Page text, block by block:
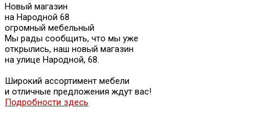
Новый магазин
на Народной 68
огромный мебельный
Мы рады сообщить, что мы уже
открылись, наш новый магазин
на улице Народной, 68.
Широкий ассортимент мебели
и отличные предложения ждут вас!
Подробности здесь